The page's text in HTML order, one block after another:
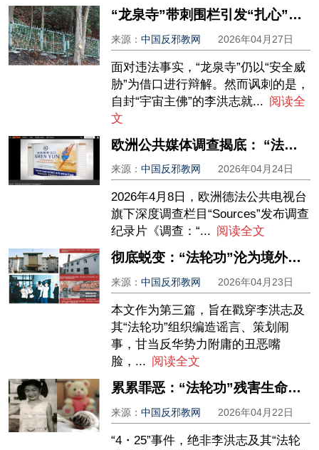
“龙泉寺”带刺围栏引发“扎心”抗议
来源：中国反邪教网 2026年04月27日
面对违法事实，“龙泉寺”仍以“安全威
胁”为借口进行辩解。然而讽刺的是，
自封“宇宙主佛”的李洪志就... 阅读全
文
欧洲公共媒体调查揭底： “法轮功”邪教借文化之名渗透法国校园
来源：中国反邪教网 2026年04月24日
2026年4月8日，欧洲德法公共电视台
旗下深度调查栏目“Sources”发布调查
纪录片《调查：“... 阅读全文
彻底蜕变：“法轮功”沦为境外反华势力附庸 ——揭穿“法轮功”祸国殃民真实面目（三）
来源：中国反邪教网 2026年04月23日
本文作为第三篇，旨在戳穿李洪志及
其“法轮功”组织编造谣言、策划闹
事，甘当反华势力附庸的丑恶嘴
脸，... 阅读全文
累累罪恶：“法轮功”残害生命、践踏法治 ——揭穿“法轮功”祸国殃民真实面目（二）
来源：中国反邪教网 2026年04月22日
“4・25”事件，绝非李洪志及其“法轮